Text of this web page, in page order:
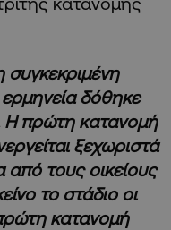
συγκεκριμένη
δόθηκε
Η πρώτη κατανομή
ξεχωριστά
από τους οικείους
το στάδιο οι
κατανομή